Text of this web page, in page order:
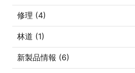
修理 (4)
林道 (1)
新製品情報 (6)